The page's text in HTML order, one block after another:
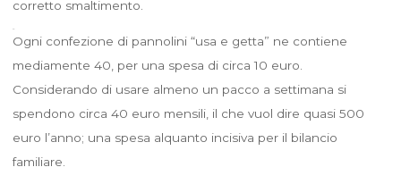
corretto smaltimento.
Ogni confezione di pannolini “usa e getta” ne contiene
mediamente 40, per una spesa di circa 10 euro.
Considerando di usare almeno un pacco a settimana si
spendono circa 40 euro mensili, il che vuol dire quasi 500
euro l’anno; una spesa alquanto incisiva per il bilancio
familiare.